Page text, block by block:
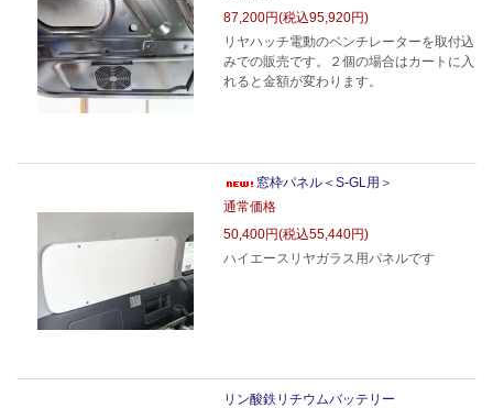
87,200円(税込95,920円)
リヤハッチ電動のベンチレーターを取付込
みでの販売です。２個の場合はカートに入
れると金額が変わります。
窓枠パネル＜S-GL用＞
通常価格
50,400円(税込55,440円)
ハイエースリヤガラス用パネルです
リン酸鉄リチウムバッテリー